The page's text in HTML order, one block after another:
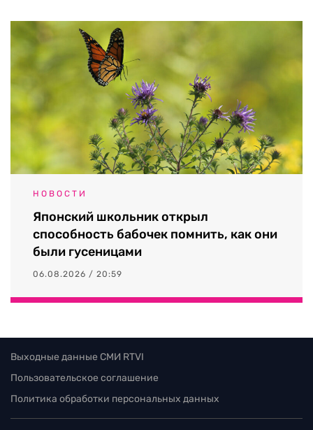
НОВОСТИ
Японский школьник открыл
способность бабочек помнить, как они
были гусеницами
06.08.2026 / 20:59
Выходные данные СМИ RTVI
Пользовательское соглашение
Политика обработки персональных данных